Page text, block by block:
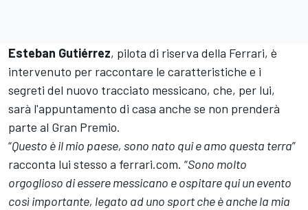
Esteban Gutiérrez, pilota di riserva della Ferrari, è
intervenuto per raccontare le caratteristiche e i
segreti del nuovo tracciato messicano, che, per lui,
sarà l'appuntamento di casa anche se non prenderà
parte al Gran Premio.
“Questo è il mio paese, sono nato qui e amo questa terra”
racconta lui stesso a ferrari.com. “Sono molto
orgoglioso di essere messicano e ospitare qui un evento
così importante, legato ad uno sport che è anche la mia